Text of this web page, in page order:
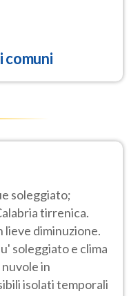
soleggiato;
tirrenica.
lieve diminuzione.
soleggiato e clima
in
isolati temporali